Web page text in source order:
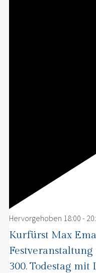
Hervorgehoben 18:00 -
Kurfürst Max
300. Todestag